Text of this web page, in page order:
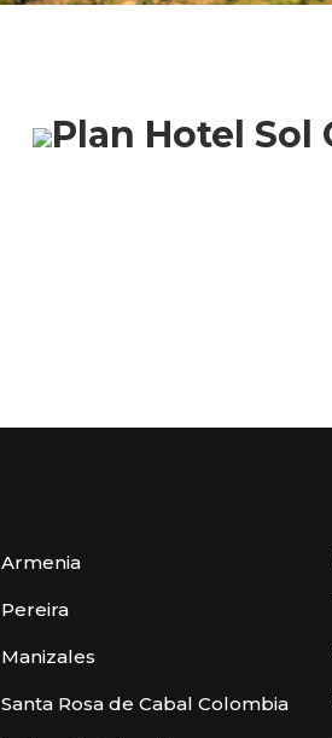
Plan Hotel Sol
Armenia
Pereira
Manizales
Santa Rosa de Cabal Colombia